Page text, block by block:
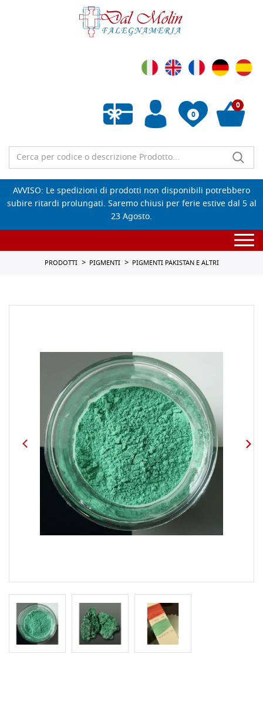
0
Wishlist vuota
0
AVVISO: Le spedizioni di prodotti non disponibili potrebbero
subire ritardi prolungati. Saremo chiusi per ferie estive dal 5 al
23 Agosto.
PRODOTTI PIGMENTI PIGMENTI PAKISTAN E ALTRI